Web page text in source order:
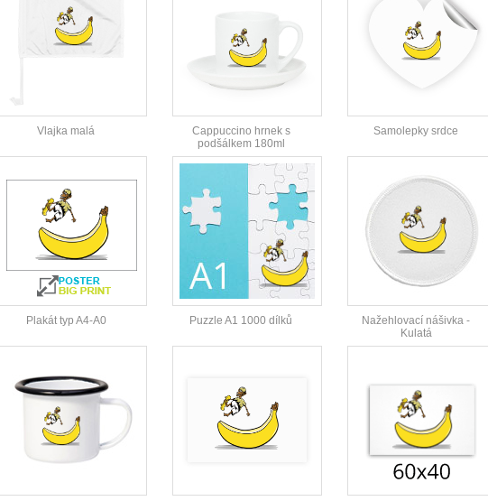
Vlajka malá
Cappuccino hrnek s
podšálkem 180ml
Samolepky srdce
Plakát typ A4-A0 Puzzle A1 1000 dílků
Nažehlovací nášivka -
Kulatá